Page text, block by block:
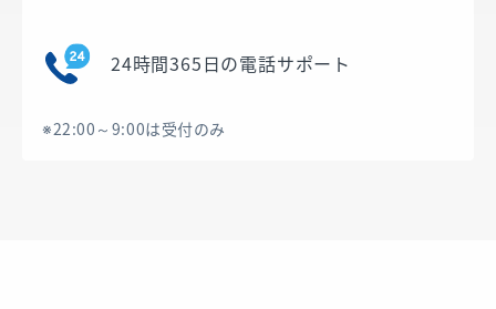
24時間365日の電話サポート
※22:00～9:00は受付のみ